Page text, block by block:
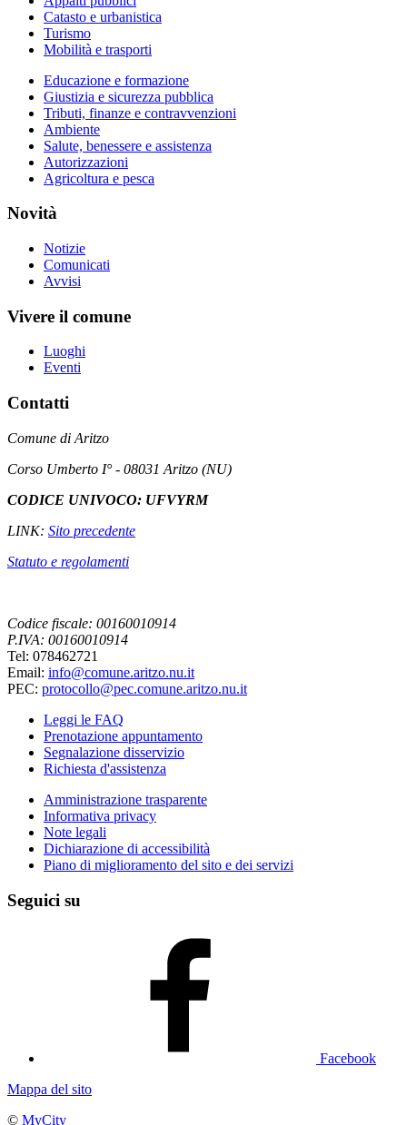
Catasto e urbanistica
Turismo
Mobilità e trasporti
Educazione e formazione
Giustizia e sicurezza pubblica
Tributi, finanze e contravvenzioni
Ambiente
Salute, benessere e assistenza
Autorizzazioni
Agricoltura e pesca
Novità
Notizie
Comunicati
Avvisi
Vivere il comune
Luoghi
Eventi
Contatti
Comune di Aritzo
Corso Umberto I° - 08031 Aritzo (NU)
CODICE UNIVOCO: UFVYRM
LINK: Sito precedente
Statuto e regolamenti
Codice fiscale: 00160010914
P.IVA: 00160010914
Tel: 078462721
Email: info@comune.aritzo.nu.it
PEC: protocollo@pec.comune.aritzo.nu.it
Leggi le FAQ
Prenotazione appuntamento
Segnalazione disservizio
Richiesta d'assistenza
Amministrazione trasparente
Informativa privacy
Note legali
Dichiarazione di accessibilità
Piano di miglioramento del sito e dei servizi
Seguici su
Facebook
Mappa del sito
© MyCity